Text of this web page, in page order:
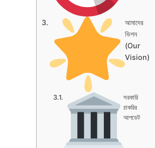
আমাদের
ভিশন
(Our
Vision)
সরকারি
চাকরির
আপডেট